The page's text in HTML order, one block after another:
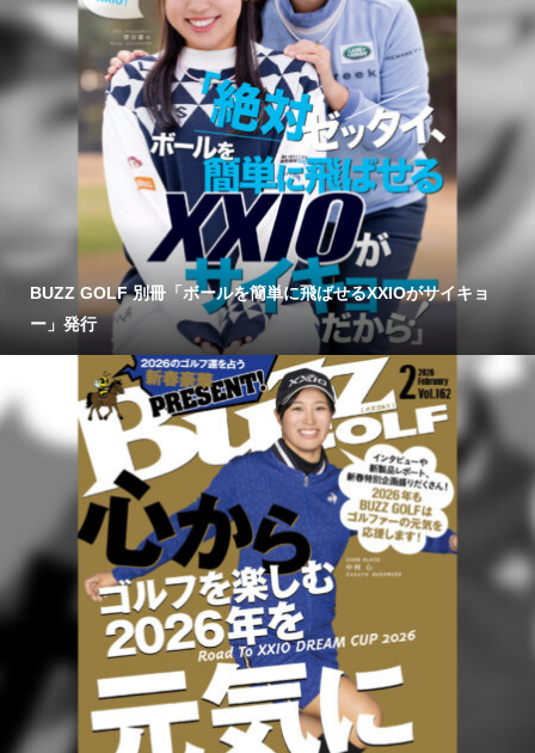
BUZZ GOLF 別冊「ボールを簡単に飛ばせるXXIOがサイキョ
ー」発行